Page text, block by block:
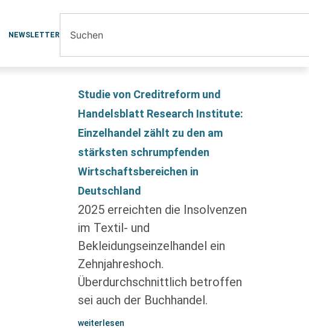
NEWSLETTER
Studie von Creditreform und
Handelsblatt Research Institute:
Einzelhandel zählt zu den am
stärksten schrumpfenden
Wirtschaftsbereichen in
Deutschland
2025 erreichten die Insolvenzen
im Textil- und
Bekleidungseinzelhandel ein
Zehnjahreshoch.
Überdurchschnittlich betroffen
sei auch der Buchhandel.
weiterlesen